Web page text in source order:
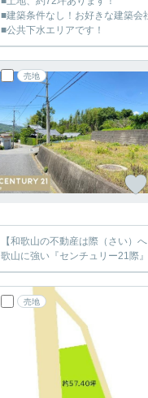
■建築条件なし！お好きな建築会
■公共下水エリアです！
売地
【和歌山の不動産は際（さい）
歌山に強い『センチュリー21際
売地